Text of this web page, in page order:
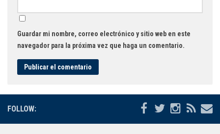
Guardar mi nombre, correo electrónico y sitio web en este
navegador para la próxima vez que haga un comentario.
FOLLOW: